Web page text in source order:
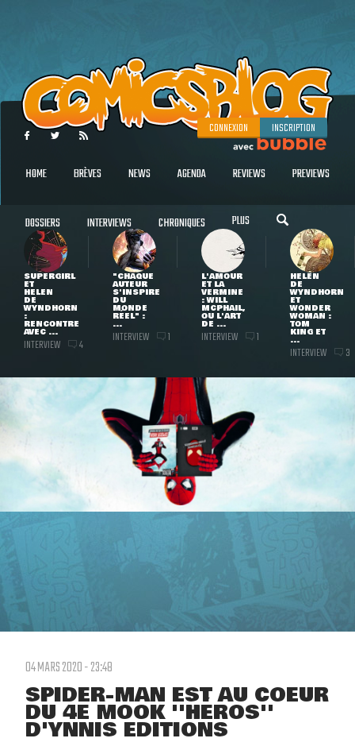
CONNEXION INSCRIPTION
HOME BRÈVES NEWS AGENDA REVIEWS PREVIEWS
DOSSIERS INTERVIEWS CHRONIQUES PLUS
SUPERGIRL
ET
HELEN
DE
WYNDHORN
:
RENCONTRE
AVEC ...
INTERVIEW 4
"CHAQUE
AUTEUR
S'INSPIRE
DU
MONDE
RÉEL" :
...
INTERVIEW 1
L'AMOUR
ET LA
VERMINE
: WILL
MCPHAIL,
OU L'ART
DE ...
INTERVIEW 1
HELEN
DE
WYNDHORN
ET
WONDER
WOMAN :
TOM
KING ET
...
INTERVIEW 3
04 MARS 2020 - 23:48
SPIDER-MAN EST AU COEUR
DU 4E MOOK ''HÉROS''
D'YNNIS EDITIONS